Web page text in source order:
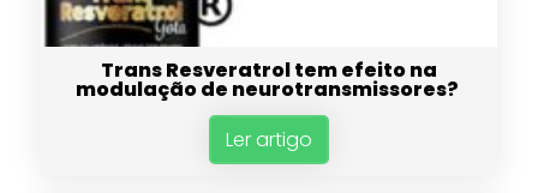
Trans Resveratrol tem efeito na
modulação de neurotransmissores?
Ler artigo